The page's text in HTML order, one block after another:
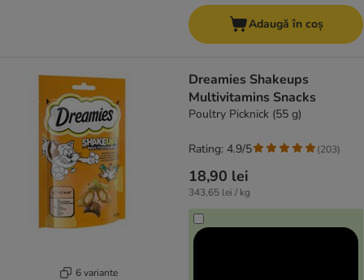
Adaugă în coș
6 variante
Dreamies Shakeups
Multivitamins Snacks
Poultry Picknick (55 g)
18,90 lei
343,65 lei / kg
Rating: 4.9/5 (203)